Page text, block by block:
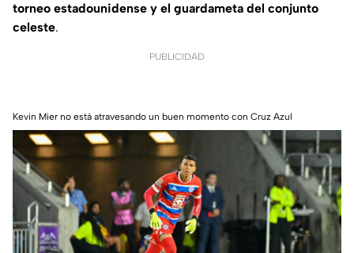
torneo estadounidense y el guardameta del conjunto
celeste.
PUBLICIDAD
Kevin Mier no está atravesando un buen momento con Cruz Azul